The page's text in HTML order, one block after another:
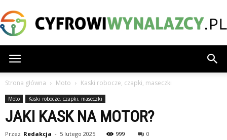
Strona główna Moto Kaski robocze, czapki, maseczki
Moto Kaski robocze, czapki, maseczki
JAKI KASK NA MOTOR?
Przez Redakcja - 5 lutego 2025 999 0